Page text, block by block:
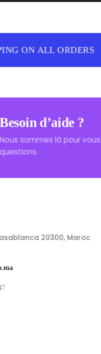
ON ALL ORDERS
Besoin d’aide ?
Nous sommes là pour
questions.
20300, Maroc